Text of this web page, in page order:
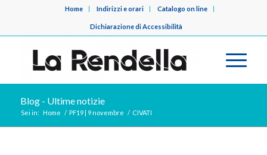
Home Indirizzi e orari Catalogo on line
Dichiarazione di Accessibilità
Blog - Ultime notizie
Sei in: Home / PF19 | 9 novembre / CIVATI